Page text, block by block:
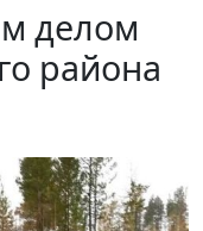
делом
района